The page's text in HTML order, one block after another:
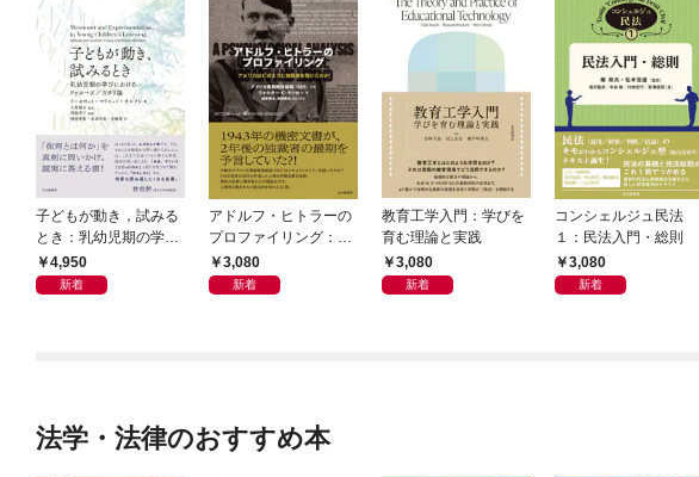
子どもが動き，試みる
とき：乳幼児期の学び
におけるドゥルーズ／
ガタリ論
4,950
新着
アドルフ・ヒトラーの
プロファイリング：ア
メリカはどのように独
裁者を描いたのか
3,080
新着
教育工学入門：学びを
育む理論と実践
3,080
新着
コンシェルジュ民法
１：民法入門・総則
3,080
新着
法学・法律のおすすめ本